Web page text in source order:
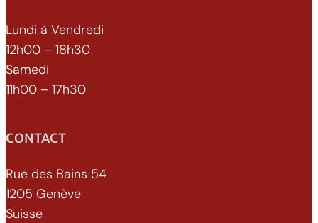
Lundi à Vendredi
12h00 – 18h30
Samedi
11h00 – 17h30
CONTACT
Rue des Bains 54
1205 Genève
Suisse